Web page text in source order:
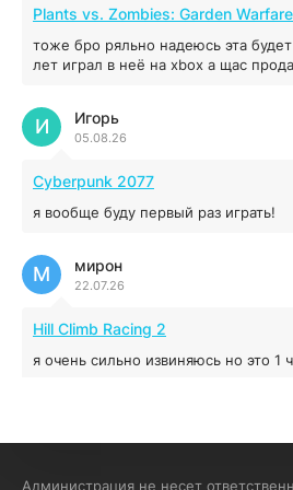
MAFIA: THE OLD
44.98 ГБ 2025
04.12.2025
Red Chaos - The Strict
04.12.2025
16.95 ГБ
04.12.2025
Plants vs. Zombies: Garden
тоже бро ряльно надеюсь эта
лет играл в неё на xbox а щас
Игорь
05.08.26
И
Cyberpunk 2077
я вообще буду первый раз играть!
мирон
22.07.26
М
Hill Climb Racing 2
я очень сильно извиняюсь но это 1
Администрация не несет